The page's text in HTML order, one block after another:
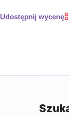
Udostępnij wycenę